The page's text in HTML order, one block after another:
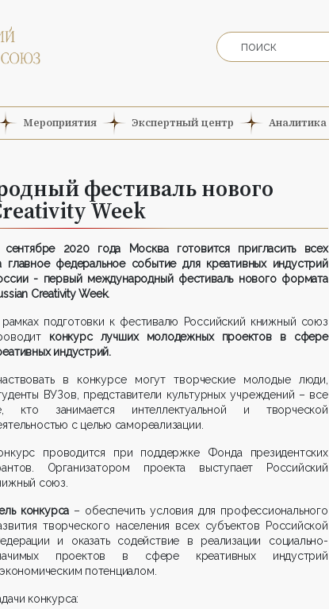
Мероприятия Экспертный центр Аналитика
фестиваль нового
Week
2020 года Москва готовится пригласить всех
главное федеральное событие для креативных индустрий
- первый международный фестиваль нового формата
Creativity Week.
подготовки к фестивалю Российский книжный союз
конкурс лучших молодежных проектов в сфере
индустрий.
в конкурсе могут творческие молодые люди,
ВУЗов, представители культурных учреждений – все
кто занимается интеллектуальной и творческой
с целью самореализации.
проводится при поддержке Фонда президентских
Организатором проекта выступает Российский
союз.
конкурса – обеспечить условия для профессионального
творческого населения всех субъектов Российской
и оказать содействие в реализации социально-
проектов в сфере креативных индустрий
потенциалом.
конкурса: